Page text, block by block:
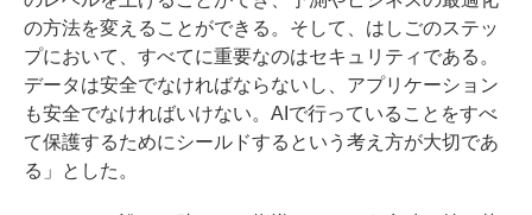
の方法を変えることができる。そして、はしごのステッ
プにおいて、すべてに重要なのはセキュリティである。
データは安全でなければならないし、アプリケーション
も安全でなければいけない。AIで行っていることをすべ
て保護するためにシールドするという考え方が大切であ
る」とした。